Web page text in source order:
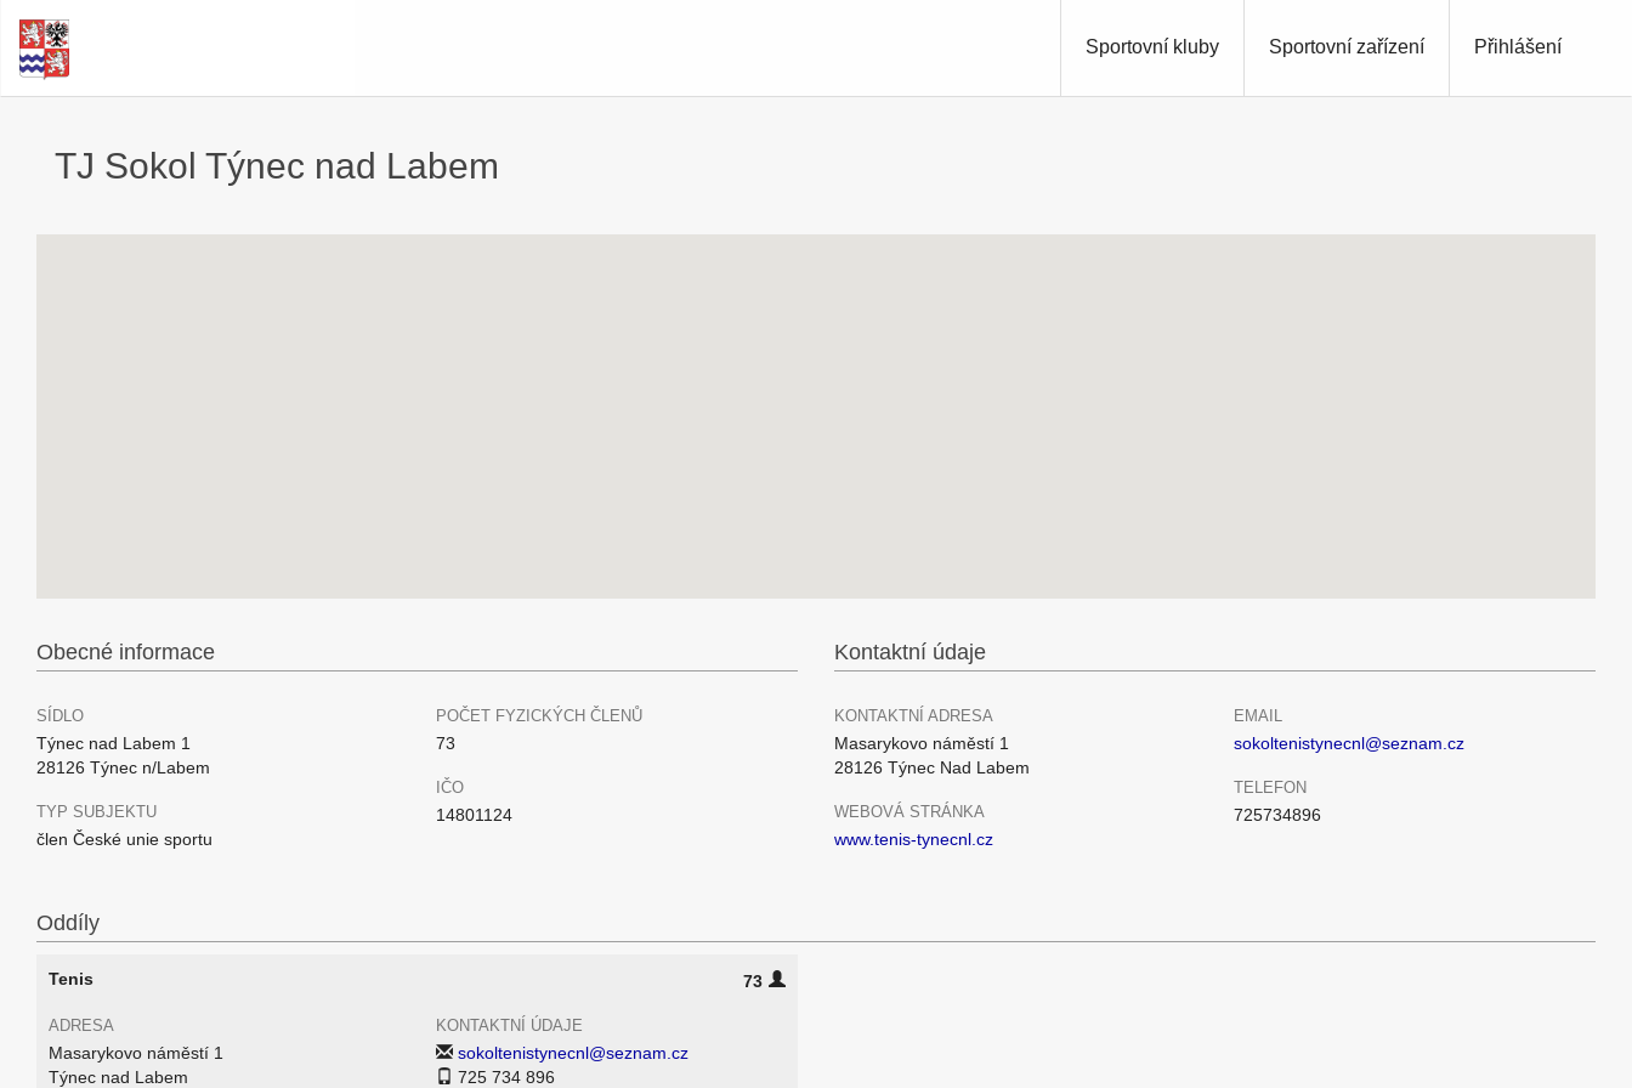
Přihlášení
Sportovní kluby Sportovní zařízení
TJ Sokol Týnec nad Labem
Obecné informace
SÍDLO
Týnec nad Labem 1
28126 Týnec n/Labem
TYP SUBJEKTU
člen České unie sportu
POČET FYZICKÝCH ČLENŮ
73
IČO
14801124
Kontaktní údaje
KONTAKTNÍ ADRESA
Masarykovo náměstí 1
28126 Týnec Nad Labem
WEBOVÁ STRÁNKA
www.tenis-tynecnl.cz
EMAIL
sokoltenistynecnl@seznam.cz
TELEFON
725734896
Oddíly
Tenis 73
ADRESA
Masarykovo náměstí 1
Týnec nad Labem
KONTAKTNÍ ÚDAJE
sokoltenistynecnl@seznam.cz
725 734 896